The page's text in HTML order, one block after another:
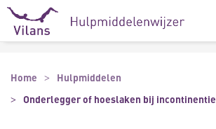
Naar hoofdinhoud
Naar footer
Home
Hulpmiddelen
Onderlegger of hoeslaken bij incontinentie